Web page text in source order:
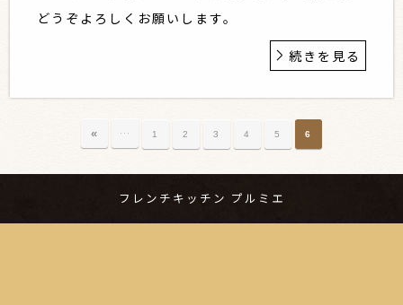
どうぞよろしくお願いします。
続きを見る
« … 1 2 3 4 5 6
フレンチキッチン プルミエ